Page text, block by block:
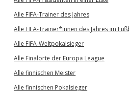
Alle FIFA-Trainer des Jahres
Alle FIFA-Trainer*innen des Jahres im
Alle FIFA-Weltpokalsieger
Alle Finalorte der Europa League
Alle finnischen Meister
Alle finnischen Pokalsieger